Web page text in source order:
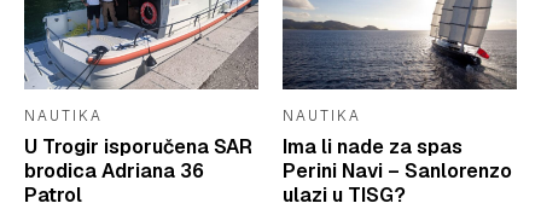
NAUTIKA
U Trogir isporučena SAR
brodica Adriana 36
Patrol
NAUTIKA
Ima li nade za spas
Perini Navi – Sanlorenzo
ulazi u TISG?